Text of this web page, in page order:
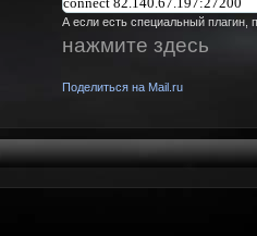
А если есть специальный плагин,
нажмите здесь
Поделиться на Mail.ru